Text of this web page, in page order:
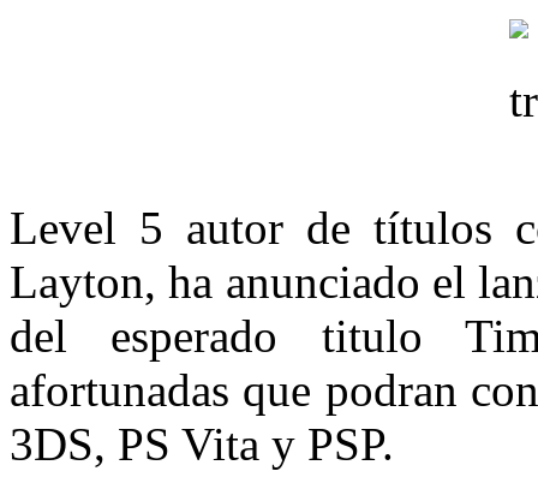
Level 5 autor de títulos
Layton, ha anunciado el
del esperado titulo
afortunadas que podran
3DS, PS Vita y PSP.